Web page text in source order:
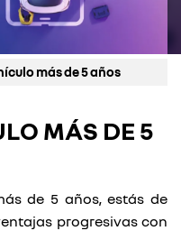
más de 5 años
MÁS DE 5
de 5 años, estás de
progresivas con